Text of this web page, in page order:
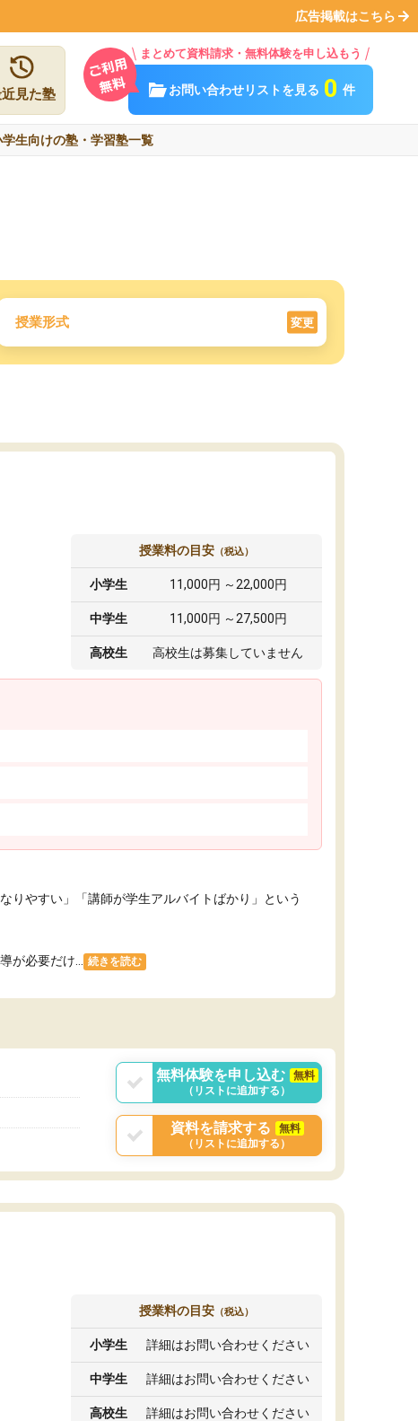
広告掲載はこちら
見た塾
まとめて資料請求・無料体験を申し込もう
お問い合わせリストを見る 0 件
生向けの塾・学習塾一覧
授業形式 変更
授業料の目安 （税込）
小学生 11,000円 ～22,000円
中学生 11,000円 ～27,500円
高校生 高校生は募集していません
りやすい」「講師が学生アルバイトばかり」という
が必要だけ... 続きを読む
無料体験を申し込む
無料
（リストに追加する）
資料を請求する
無料
（リストに追加する）
授業料の目安 （税込）
小学生 詳細はお問い合わせください
中学生 詳細はお問い合わせください
高校生 詳細はお問い合わせください